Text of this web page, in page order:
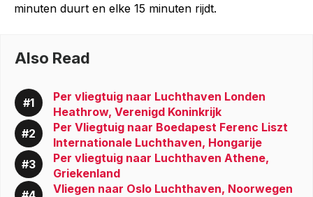
minuten duurt en elke 15 minuten rijdt.
Also Read
Per vliegtuig naar Luchthaven Londen
Heathrow, Verenigd Koninkrijk
Per Vliegtuig naar Boedapest Ferenc Liszt
Internationale Luchthaven, Hongarije
Per vliegtuig naar Luchthaven Athene,
Griekenland
Vliegen naar Oslo Luchthaven, Noorwegen